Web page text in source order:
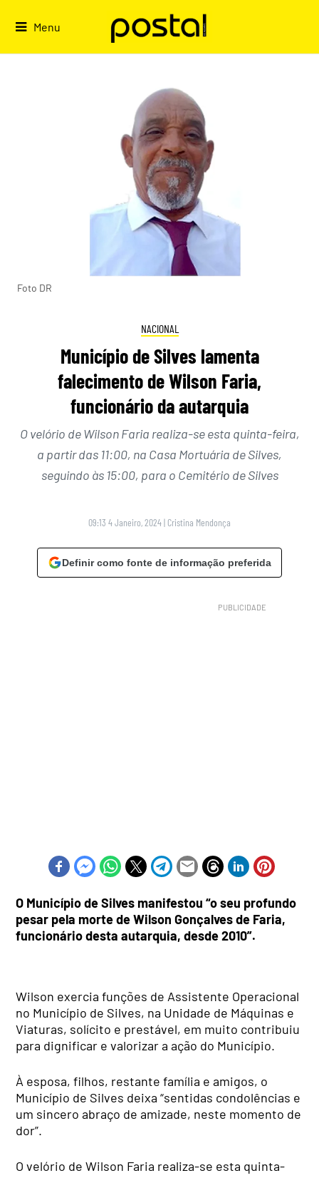
Menu
Foto DR
NACIONAL
Município de Silves lamenta
falecimento de Wilson Faria,
funcionário da autarquia
O velório de Wilson Faria realiza-se esta quinta-feira,
a partir das 11:00, na Casa Mortuária de Silves,
seguindo às 15:00, para o Cemitério de Silves
09:13 4 Janeiro, 2024| Cristina Mendonça
Definir como fonte de informação preferida
O Município de Silves manifestou “o seu profundo
pesar pela morte de Wilson Gonçalves de Faria,
funcionário desta autarquia, desde 2010”.
Wilson exercia funções de Assistente Operacional
no Município de Silves, na Unidade de Máquinas e
Viaturas, solícito e prestável, em muito contribuiu
para dignificar e valorizar a ação do Município.
À esposa, filhos, restante família e amigos, o
Município de Silves deixa “sentidas condolências e
um sincero abraço de amizade, neste momento de
dor”.
O velório de Wilson Faria realiza-se esta quinta-